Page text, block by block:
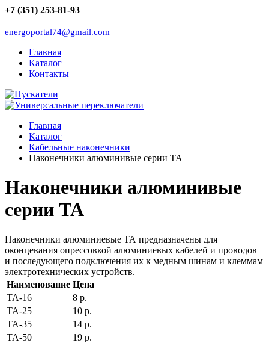
+7 (351) 253-81-93
energoportal74@gmail.com
Главная
Каталог
Контакты
Главная
Каталог
Кабельные наконечники
Наконечники алюминивые серии ТА
Наконечники алюминивые
серии ТА
Наконечники алюминиевые ТА предназначены для
оконцевания опрессовкой алюминиевых кабелей и проводов
и последующего подключения их к медным шинам и клеммам
электротехнических устройств.
Наименование Цена
ТА-16
8 р.
ТА-25
10 р.
ТА-35
14 р.
ТА-50
19 р.